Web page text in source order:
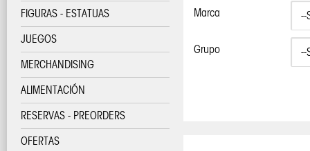
FIGURAS - ESTATUAS
JUEGOS
MERCHANDISING
ALIMENTACIÓN
RESERVAS - PREORDERS
OFERTAS
Marca
Grupo